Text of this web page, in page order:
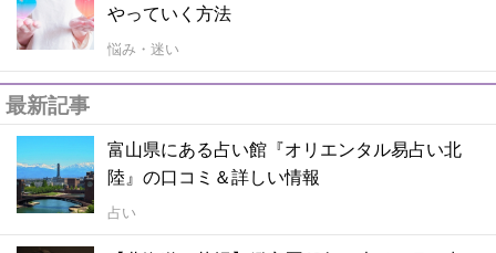
やっていく方法
悩み・迷い
最新記事
富山県にある占い館『オリエンタル易占い北
陸』の口コミ＆詳しい情報
占い